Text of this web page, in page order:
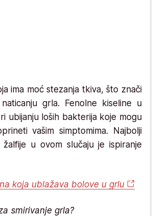
ima moć stezanja tkiva, što znači
grla. Fenolne kiseline u
ubijanju loših bakterija koje mogu
vašim simptomima. Najbolji
žalfije u ovom slučaju je ispiranje
koja ublažava bolove u grlu
smirivanje grla?